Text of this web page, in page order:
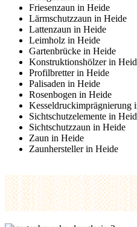
Friesenzaun in Heide
Lärmschutzzaun in Heide
Lattenzaun in Heide
Leimholz in Heide
Gartenbrücke in Heide
Konstruktionshölzer in
Profilbretter in Heide
Palisaden in Heide
Rosenbogen in Heide
Kesseldruckimprägnierung
Sichtschutzelemente in
Sichtschutzzaun in Heide
Zaun in Heide
Zaunhersteller in Heide